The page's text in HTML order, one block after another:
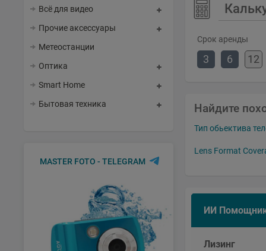
Всё для видео
Прочие аксессуары
Метеостанции
Оптика
Smart Home
Бытовая техника
MASTER FOTO - TELEGRAM
Срок аренды
3 6 12
Найдите
Тип обьектива
Lens Format
ИИ
Лизинг